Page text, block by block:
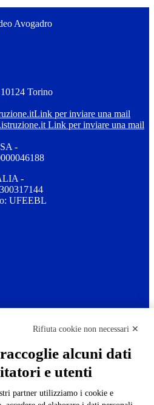
Avogadro
Torino
Link per inviare una mail
Link per inviare una mail
-
-
UFEEBL
Pubblico
Rifiuta cookie non necessari ✕
alcuni dati
e utenti
partner utilizziamo i cookie e